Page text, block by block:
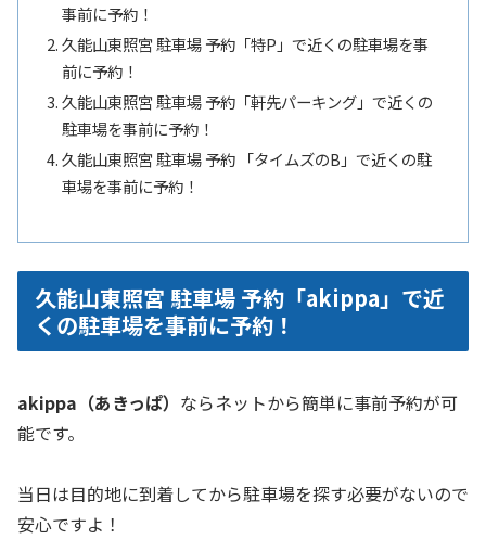
事前に予約！
久能山東照宮 駐車場 予約「特P」で近くの駐車場を事
前に予約！
久能山東照宮 駐車場 予約「軒先パーキング」で近くの
駐車場を事前に予約！
久能山東照宮 駐車場 予約 「タイムズのB」で近くの駐
車場を事前に予約！
久能山東照宮 駐車場 予約「akippa」で近
くの駐車場を事前に予約！
akippa（あきっぱ） ならネットから簡単に事前予約が可
能です。
当日は目的地に到着してから駐車場を探す必要がないので
安心ですよ！